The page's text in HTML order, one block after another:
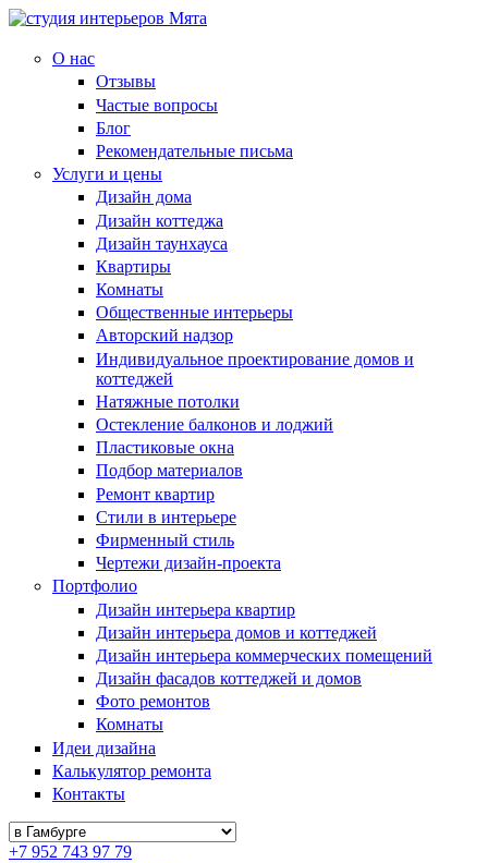
О нас
Отзывы
Частые вопросы
Блог
Рекомендательные письма
Услуги и цены
Дизайн дома
Дизайн коттеджа
Дизайн таунхауса
Квартиры
Комнаты
Общественные интерьеры
Авторский надзор
Индивидуальное проектирование домов и
коттеджей
Натяжные потолки
Остекление балконов и лоджий
Пластиковые окна
Подбор материалов
Ремонт квартир
Стили в интерьере
Фирменный стиль
Чертежи дизайн-проекта
Портфолио
Дизайн интерьера квартир
Дизайн интерьера домов и коттеджей
Дизайн интерьера коммерческих помещений
Дизайн фасадов коттеджей и домов
Фото ремонтов
Комнаты
Идеи дизайна
Калькулятор ремонта
Контакты
+7 952 743 97 79